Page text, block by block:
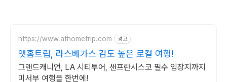
https://www.athometrip.com 광고
앳홈트립, 라스베가스 감도 높은 로컬 여행!
그랜드캐니언, LA 시티투어, 샌프란시스코 필수 입장지까지
미서부 여행을 한번에!